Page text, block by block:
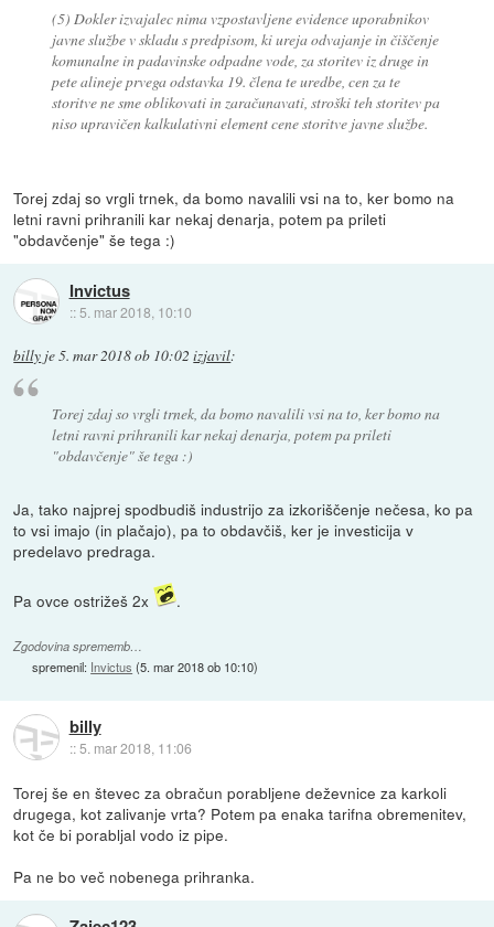
(5) Dokler izvajalec nima vzpostavljene evidence uporabnikov
javne službe v skladu s predpisom, ki ureja odvajanje in čiščenje
komunalne in padavinske odpadne vode, za storitev iz druge in
pete alineje prvega odstavka 19. člena te uredbe, cen za te
storitve ne sme oblikovati in zaračunavati, stroški teh storitev pa
niso upravičen kalkulativni element cene storitve javne službe.
Torej zdaj so vrgli trnek, da bomo navalili vsi na to, ker bomo na
letni ravni prihranili kar nekaj denarja, potem pa prileti
"obdavčenje" še tega :)
Invictus
:: 5. mar 2018, 10:10
billy je5. mar 2018 ob 10:02 izjavil:
Torej zdaj so vrgli trnek, da bomo navalili vsi na to, ker bomo na
letni ravni prihranili kar nekaj denarja, potem pa prileti
"obdavčenje" še tega :)
Ja, tako najprej spodbudiš industrijo za izkoriščenje nečesa, ko pa
to vsi imajo (in plačajo), pa to obdavčiš, ker je investicija v
predelavo predraga.
Pa ovce ostrižeš 2x .
Zgodovina sprememb…
spremenil: Invictus (5. mar 2018 ob 10:10)
billy
::5. mar 2018, 11:06
Torej še en števec za obračun porabljene deževnice za karkoli
drugega, kot zalivanje vrta? Potem pa enaka tarifna obremenitev,
kot če bi porabljal vodo iz pipe.
Pa ne bo več nobenega prihranka.